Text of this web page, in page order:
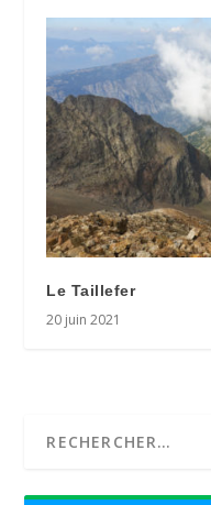
Le Taillefer
20 juin 2021